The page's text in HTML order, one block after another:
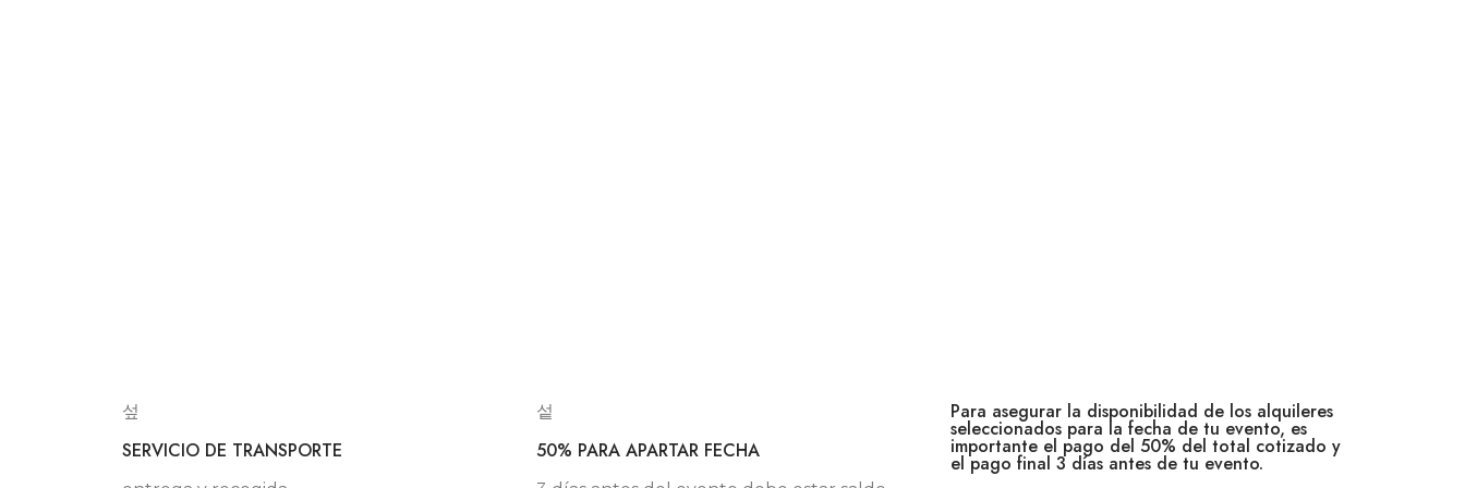
SERVICIO DE TRANSPORTE 50% PARA APARTAR FECHA
Para asegurar la disponibilidad de los alquileres
seleccionados para la fecha de tu evento, es
importante el pago del 50% del total cotizado y
el pago final 3 días antes de tu evento.